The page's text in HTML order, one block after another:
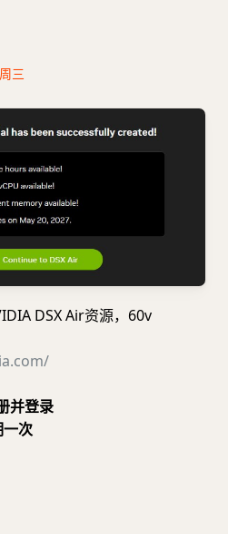
三
DSX Air资源，60v
并登录
次